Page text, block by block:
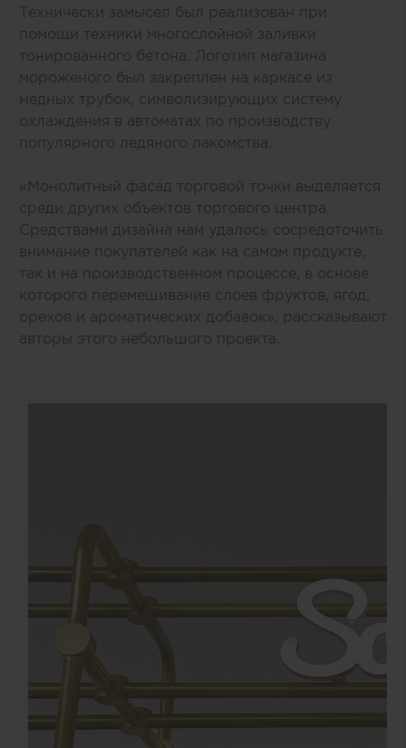
Технически замысел был реализован при
помощи техники многослойной заливки
тонированного бетона. Логотип магазина
мороженого был закреплен на каркасе из
медных трубок, символизирующих систему
охлаждения в автоматах по производству
популярного ледяного лакомства.
«Монолитный фасад торговой точки выделяется
среди других объектов торгового центра.
Средствами дизайна нам удалось сосредоточить
внимание покупателей как на самом продукте,
так и на производственном процессе, в основе
которого перемешивание слоев фруктов, ягод,
орехов и ароматических добавок», рассказывают
авторы этого небольшого проекта.